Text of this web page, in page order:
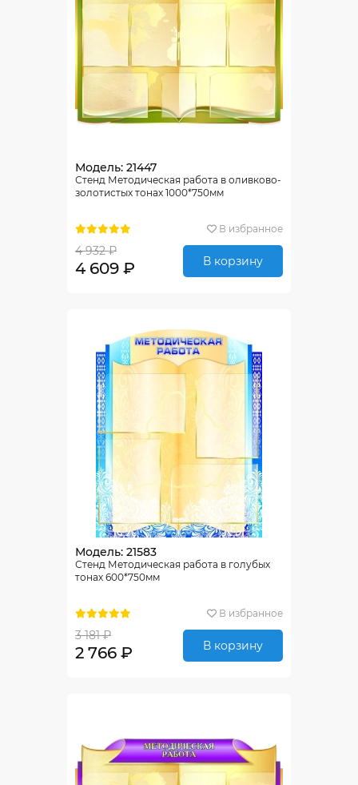
Модель: 21447
Стенд Методическая работа в оливково-
золотистых тонах 1000*750мм
В избранное
4 932 ₽
4 609 ₽ В корзину
Модель: 21583
Стенд Методическая работа в голубых
тонах 600*750мм
В избранное
3 181 ₽
2 766 ₽ В корзину